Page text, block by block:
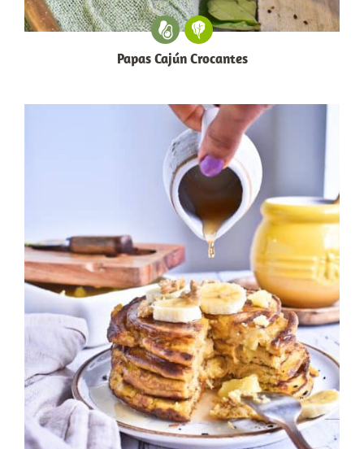
Papas Cajún Crocantes